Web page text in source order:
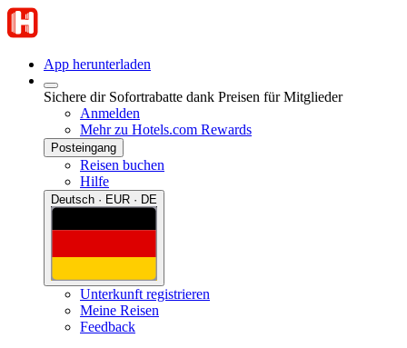
App herunterladen
Sichere dir Sofortrabatte dank Preisen für Mitglieder
Anmelden
Mehr zu Hotels.com Rewards
Posteingang
Reisen buchen
Hilfe
Deutsch · EUR · DE
Unterkunft registrieren
Meine Reisen
Feedback